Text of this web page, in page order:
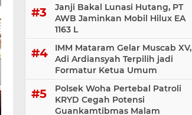
Janji Bakal Lunasi Hutang, PT
AWB Jaminkan Mobil Hilux EA
1163 L
IMM Mataram Gelar Muscab XV,
Adi Ardiansyah Terpilih jadi
Formatur Ketua Umum
Polsek Woha Pertebal Patroli
KRYD Cegah Potensi
Guankamtibmas Malam